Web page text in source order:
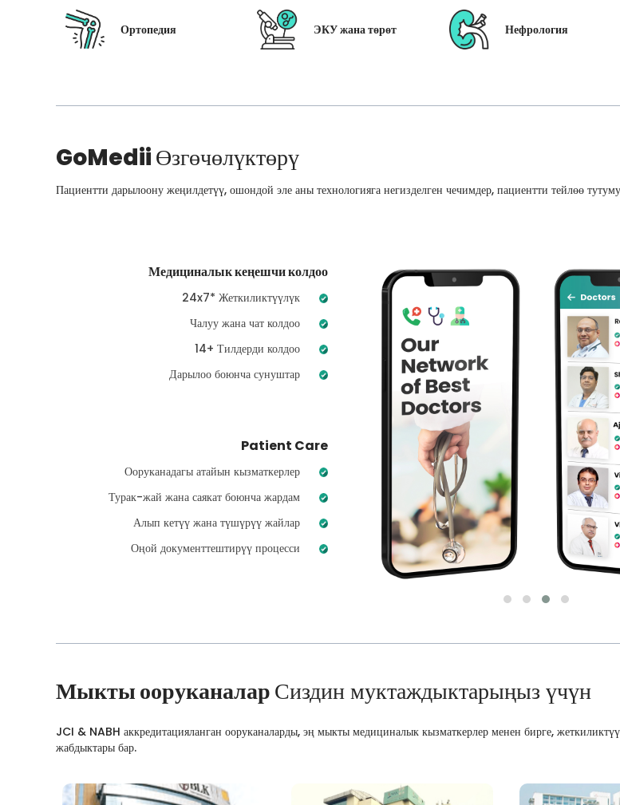
Ортопедия ЭКУ жана төрөт Нефрология
GoMediiӨзгөчөлүктөрү
Пациентти дарылоону жеңилдетүү, ошондой эле аны технологияга негизделген чечимдер, пациентти тейлөө
Медициналык кеңешчи колдоо
24x7* Жеткиликтүүлүк
Чалуу жана чат колдоо
14+ Тилдерди колдоо
Дарылоо боюнча сунуштар
Patient Care
Ооруканадагы атайын кызматкерлер
Турак-жай жана саякат боюнча жардам
Алып кетүү жана түшүрүү жайлар
Оңой документтештирүү процесси
Мыкты ооруканаларСиздин муктаждыктарыңыз үчүн
JCI & NABH аккредитацияланган ооруканаларды, эң мыкты медициналык кызматкерлер менен бирге, жеткиликтүү
жабдыктары бар.